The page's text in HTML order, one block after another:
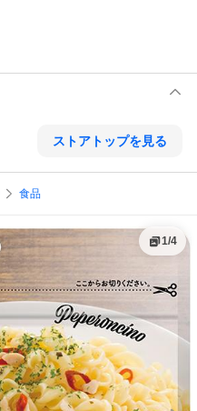
ストアトップを見る
食品
1/4